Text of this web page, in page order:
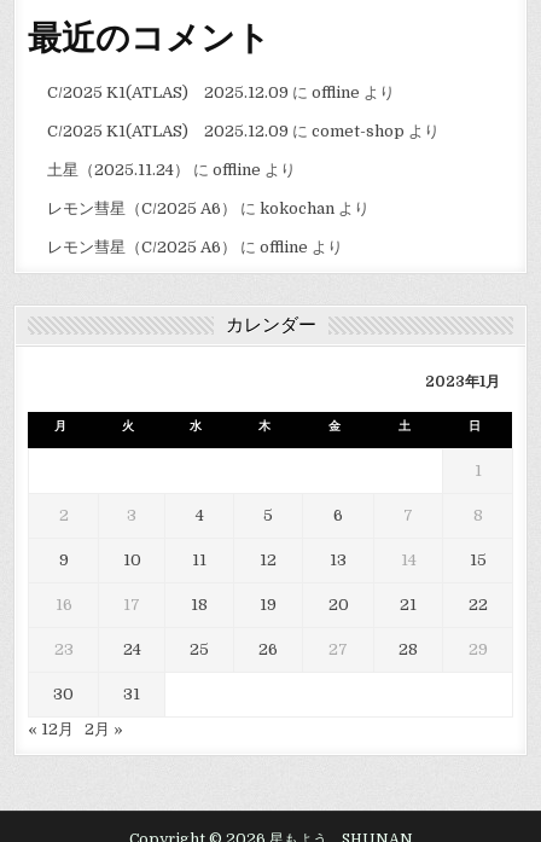
最近のコメント
C/2025 K1(ATLAS) 2025.12.09 に offline より
C/2025 K1(ATLAS) 2025.12.09 に comet-shop より
土星（2025.11.24） に offline より
レモン彗星（C/2025 A6） に kokochanより
レモン彗星（C/2025 A6） に offline より
カレンダー
2023年1月
月 火 水 木 金 土 日
1
2 3 4 5 6 7 8
9 10 11 12 13 14 15
16 17 18 19 20 21 22
23 24 25 26 27 28 29
30
31
« 12月
2月 »